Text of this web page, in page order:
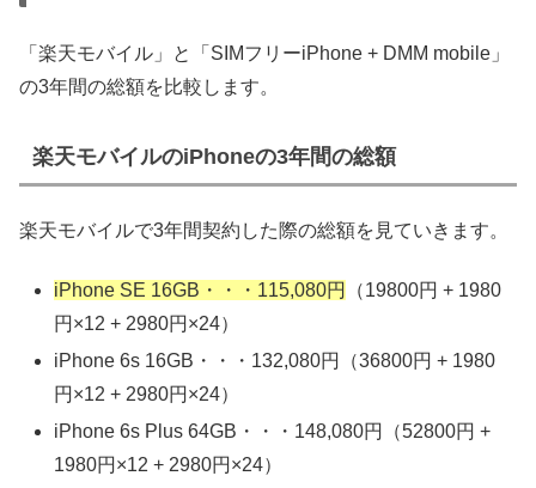
「楽天モバイル」と「SIMフリーiPhone + DMM mobile」
の3年間の総額を比較します。
楽天モバイルのiPhoneの3年間の総額
楽天モバイルで3年間契約した際の総額を見ていきます。
iPhone SE 16GB・・・115,080円
（19800円 + 1980
円×12 + 2980円×24）
iPhone 6s 16GB・・・132,080円（36800円 + 1980
円×12 + 2980円×24）
iPhone 6s Plus 64GB・・・148,080円（52800円 +
1980円×12 + 2980円×24）